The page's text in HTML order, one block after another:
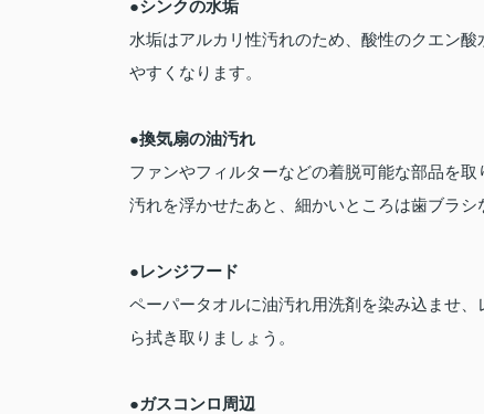
●シンクの水垢
水垢はアルカリ性汚れのため、酸性のクエン
やすくなります。
●換気扇の油汚れ
ファンやフィルターなどの着脱可能な部品を
汚れを浮かせたあと、細かいところは歯ブラシ
●レンジフード
ペーパータオルに油汚れ用洗剤を染み込ませ
ら拭き取りましょう。
●ガスコンロ周辺